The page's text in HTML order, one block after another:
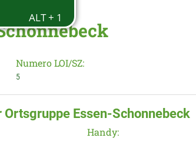
Numero LOI/SZ:
5
Essen-Schonnebeck
Handy: